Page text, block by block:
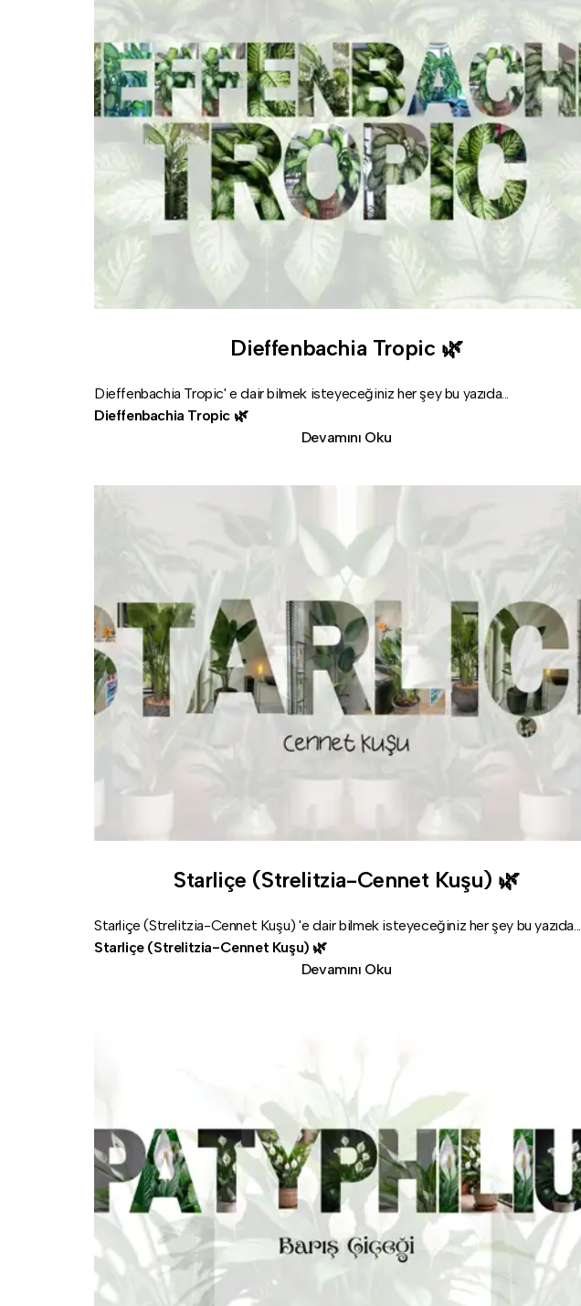
Dieffenbachia Tropic 🌿
Dieffenbachia Tropic' e dair bilmek isteyeceğiniz her şey bu yazıda...
Dieffenbachia Tropic 🌿
Devamını Oku
Starliçe (Strelitzia-Cennet Kuşu) 🌿
Starliçe (Strelitzia-Cennet Kuşu) 'e dair bilmek isteyeceğiniz her şey bu yazıda...
Starliçe (Strelitzia-Cennet Kuşu) 🌿
Devamını Oku